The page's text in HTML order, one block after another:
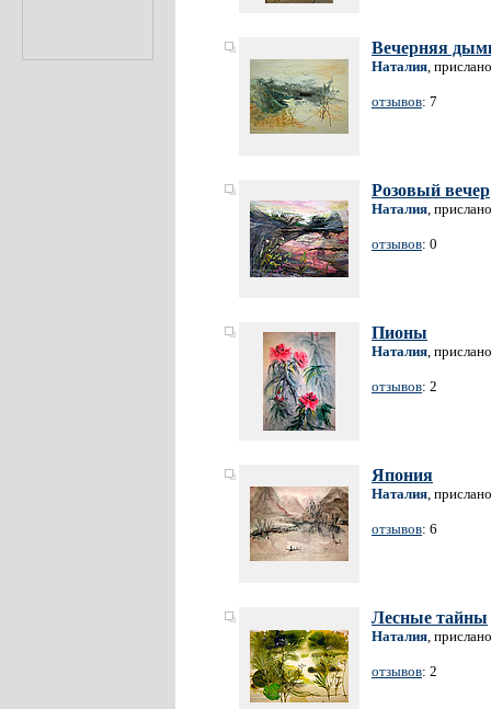
Вечерняя
Наталия,
отзывов: 7
Розовый вечер
Наталия,
отзывов: 0
Пионы
Наталия,
отзывов: 2
Япония
Наталия,
отзывов: 6
Лесные тайны
Наталия,
отзывов: 2